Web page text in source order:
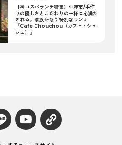
【神コスパランチ特集】中津市/手作
りの優しさとこだわりの一杯に心満た
される。家族を想う特別なランチ
『Cafe Chouchou（カフェ・シュ
シュ）』